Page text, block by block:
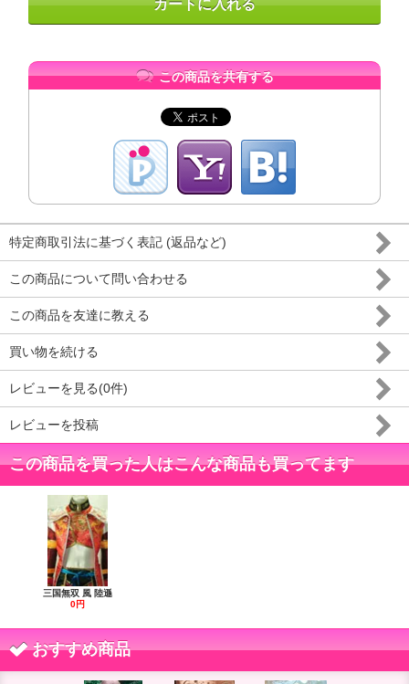
この商品を共有する
特定商取引法に基づく表記 (返品など)
この商品について問い合わせる
この商品を友達に教える
買い物を続ける
レビューを見る(0件)
レビューを投稿
この商品を買った人はこんな商品も買ってます
三国無双 風 陸遜
0円
おすすめ商品